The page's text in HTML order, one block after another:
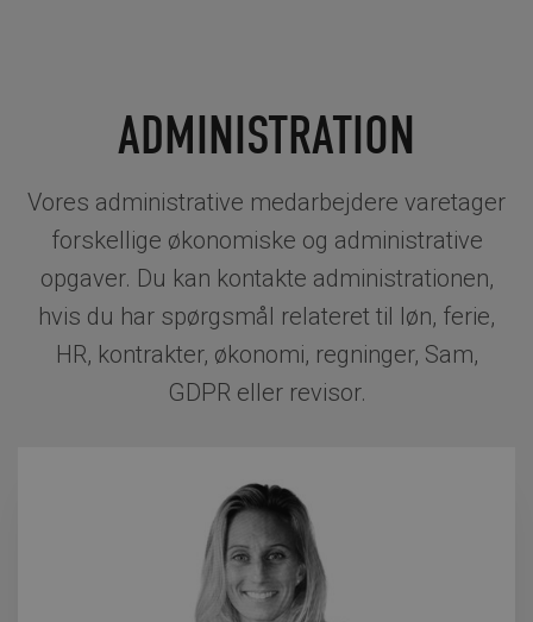
ADMINISTRATION
Vores administrative medarbejdere varetager
forskellige økonomiske og administrative
opgaver. Du kan kontakte administrationen,
hvis du har spørgsmål relateret til løn, ferie,
HR, kontrakter, økonomi, regninger, Sam,
GDPR eller revisor.